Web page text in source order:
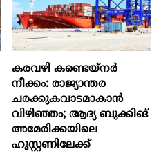
കരവഴി കണ്ടെയ്നർ
നീക്കം: രാജ്യാന്തര
ചരക്കുകവാടമാകാൻ
വിഴിഞ്ഞം; ആദ്യ ബുക്കിങ്
അമേരിക്കയിലെ
ഹൂസ്റ്റണിലേക്ക്